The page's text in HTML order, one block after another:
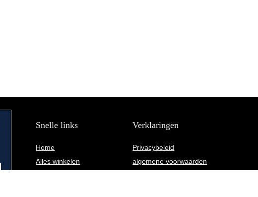
Snelle links
Home
Alles winkelen
Verklaringen
Privacybeleid
algemene voorwaarden